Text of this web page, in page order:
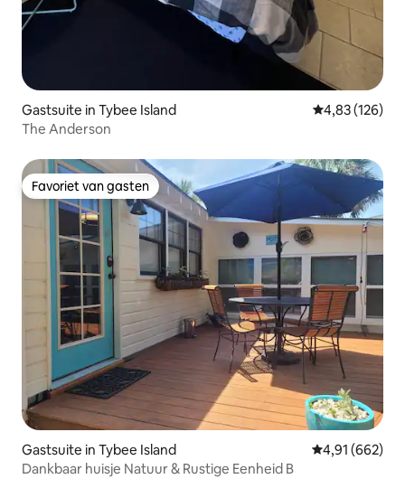
Gastsuite in Tybee Island Gemiddelde
4,83 (126)
The Anderson
Favoriet van gasten
Favoriet van gasten
Gastsuite in Tybee Island Gemiddelde
4,91 (662)
Dankbaar huisje Natuur & Rustige Eenheid B